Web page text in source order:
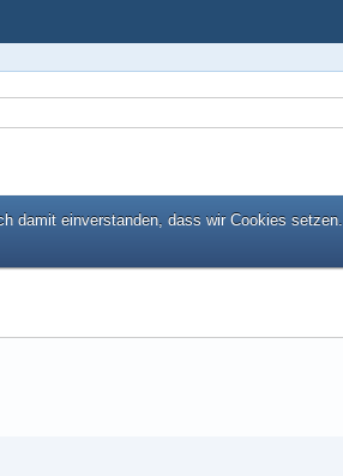
damit einverstanden, dass wir Cookies setzen.